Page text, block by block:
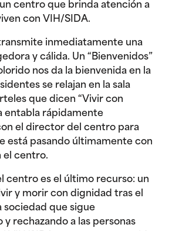
centro que brinda atención a
con VIH/SIDA.
inmediatamente una
y cálida. Un “Bienvenidos”
nos da la bienvenida en la
se relajan en la sala
que dicen “Vivir con
entabla rápidamente
el director del centro para
está pasando últimamente con
el centro.
centro es el último recurso: un
y morir con dignidad tras el
sociedad que sigue
rechazando a las personas